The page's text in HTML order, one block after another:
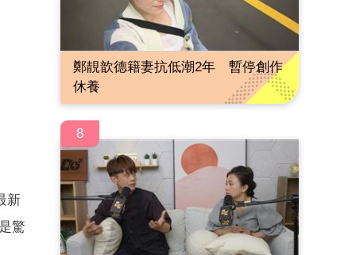
新
驚
鄭靚歆德籍妻抗低潮2年 暫停創作
休養
8